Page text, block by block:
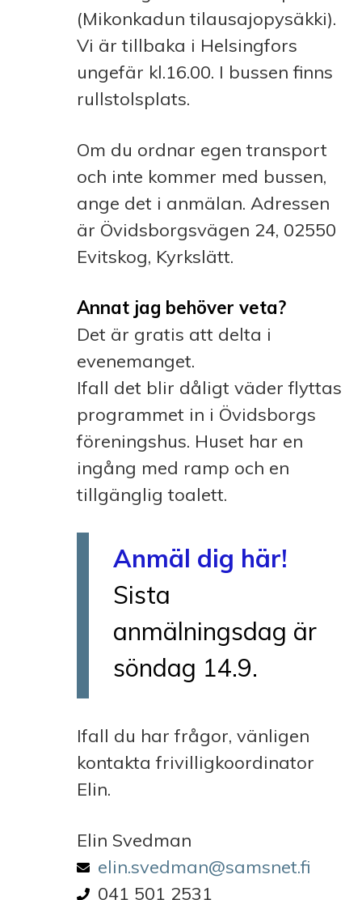
(Mikonkadun tilausajopysäkki).
Vi är tillbaka i Helsingfors
ungefär kl.16.00. I bussen finns
rullstolsplats.
Om du ordnar egen transport
och inte kommer med bussen,
ange det i anmälan. Adressen
är Övidsborgsvägen 24, 02550
Evitskog, Kyrkslätt.
Annat jag behöver veta?
Det är gratis att delta i
evenemanget.
Ifall det blir dåligt väder flyttas
programmet in i Övidsborgs
föreningshus. Huset har en
ingång med ramp och en
tillgänglig toalett.
Anmäl dig här!
Sista
anmälningsdag är
söndag 14.9.
Ifall du har frågor, vänligen
kontakta frivilligkoordinator
Elin.
Elin Svedman
Email address
elin.svedman@samsnet.fi
Phone number
041 501 2531